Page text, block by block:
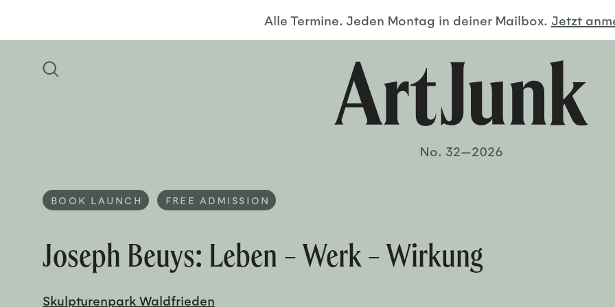
Alle Termine. Jeden Montag in deiner Mailbox. Jetzt
No. 32—2026
BOOK LAUNCH FREE ADMISSION
Joseph Beuys: Leben – Werk – Wirkung
Skulpturenpark Waldfrieden